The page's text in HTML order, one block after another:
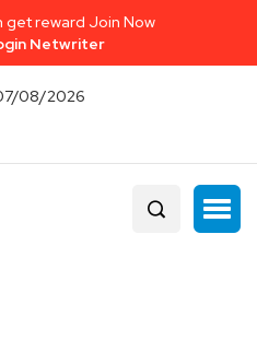
get reward Join Now
Netwriter
08/2026